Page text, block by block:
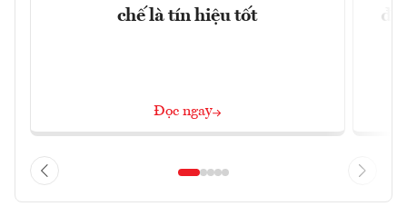
chế là tín hiệu tốt
Đọc ngay